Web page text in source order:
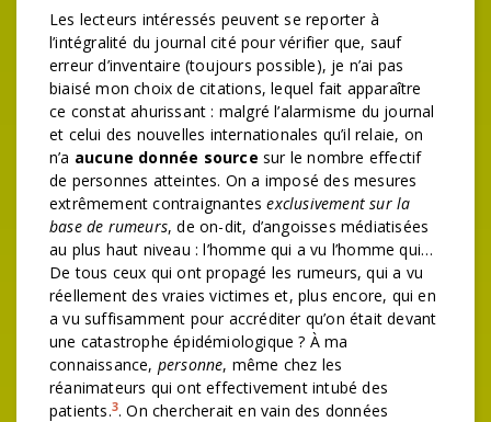
Les lecteurs intéressés peuvent se reporter à
l’intégralité du journal cité pour vérifier que, sauf
erreur d’inventaire (toujours possible), je n’ai pas
biaisé mon choix de citations, lequel fait apparaître
ce constat ahurissant : malgré l’alarmisme du journal
et celui des nouvelles internationales qu’il relaie, on
n’a aucune donnée source sur le nombre effectif
de personnes atteintes. On a imposé des mesures
extrêmement contraignantesexclusivement sur la
base de rumeurs, de on-dit, d’angoisses médiatisées
au plus haut niveau : l’homme qui a vu l’homme qui…
De tous ceux qui ont propagé les rumeurs, qui a vu
réellement des vraies victimes et, plus encore, qui en
a vu suffisamment pour accréditer qu’on était devant
une catastrophe épidémiologique ? À ma
connaissance, personne, même chez les
réanimateurs qui ont effectivement intubé des
patients.3. On chercherait en vain des données